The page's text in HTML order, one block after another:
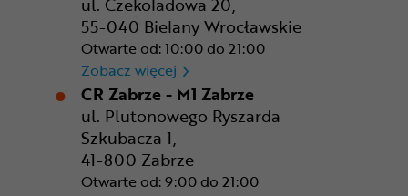
55-040 Bielany Wrocławskie
Otwarte od: 10:00 do 21:00
Zobacz więcej CR Wrocław - CH Aleja
CR Zabrze - M1 Zabrze
ul. Plutonowego Ryszarda
Szkubacza 1,
41-800 Zabrze
Otwarte od: 9:00 do 21:00